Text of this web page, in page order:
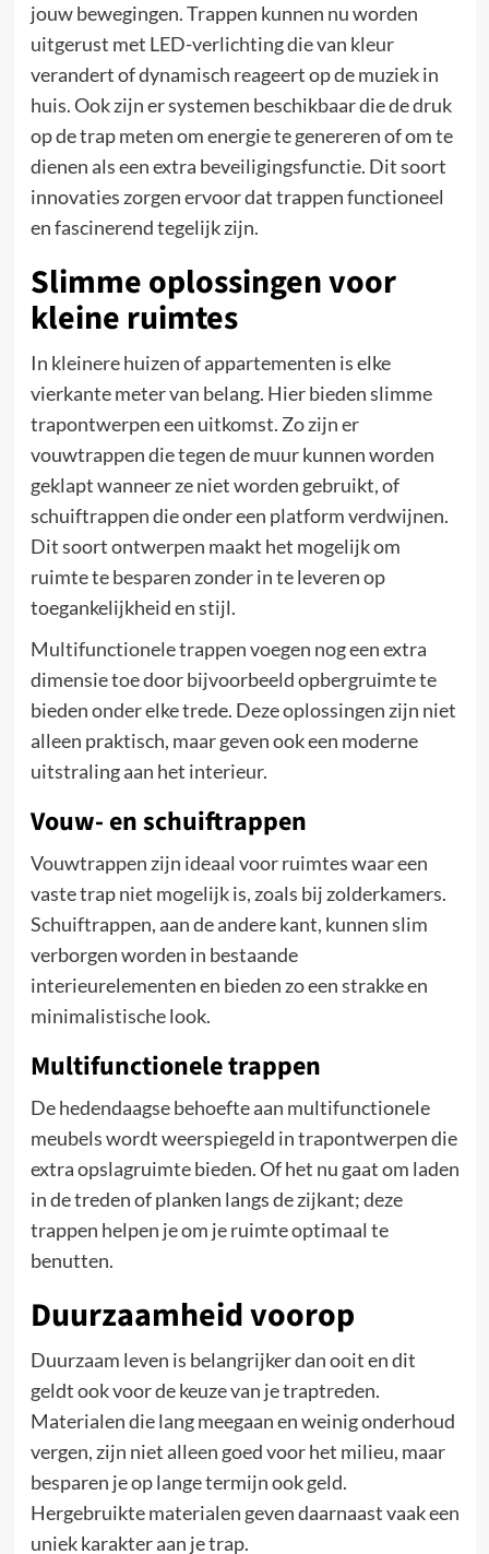
jouw bewegingen. Trappen kunnen nu worden
uitgerust met LED-verlichting die van kleur
verandert of dynamisch reageert op de muziek in
huis. Ook zijn er systemen beschikbaar die de druk
op de trap meten om energie te genereren of om te
dienen als een extra beveiligingsfunctie. Dit soort
innovaties zorgen ervoor dat trappen functioneel
en fascinerend tegelijk zijn.
Slimme oplossingen voor
kleine ruimtes
In kleinere huizen of appartementen is elke
vierkante meter van belang. Hier bieden slimme
trapontwerpen een uitkomst. Zo zijn er
vouwtrappen die tegen de muur kunnen worden
geklapt wanneer ze niet worden gebruikt, of
schuiftrappen die onder een platform verdwijnen.
Dit soort ontwerpen maakt het mogelijk om
ruimte te besparen zonder in te leveren op
toegankelijkheid en stijl.
Multifunctionele trappen voegen nog een extra
dimensie toe door bijvoorbeeld opbergruimte te
bieden onder elke trede. Deze oplossingen zijn niet
alleen praktisch, maar geven ook een moderne
uitstraling aan het interieur.
Vouw- en schuiftrappen
Vouwtrappen zijn ideaal voor ruimtes waar een
vaste trap niet mogelijk is, zoals bij zolderkamers.
Schuiftrappen, aan de andere kant, kunnen slim
verborgen worden in bestaande
interieurelementen en bieden zo een strakke en
minimalistische look.
Multifunctionele trappen
De hedendaagse behoefte aan multifunctionele
meubels wordt weerspiegeld in trapontwerpen die
extra opslagruimte bieden. Of het nu gaat om laden
in de treden of planken langs de zijkant; deze
trappen helpen je om je ruimte optimaal te
benutten.
Duurzaamheid voorop
Duurzaam leven is belangrijker dan ooit en dit
geldt ook voor de keuze van je traptreden.
Materialen die lang meegaan en weinig onderhoud
vergen, zijn niet alleen goed voor het milieu, maar
besparen je op lange termijn ook geld.
Hergebruikte materialen geven daarnaast vaak een
uniek karakter aan je trap.